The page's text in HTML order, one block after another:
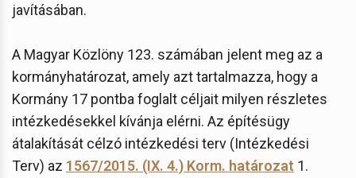
javításában.
A Magyar Közlöny 123. számában jelent meg az a
kormányhatározat, amely azt tartalmazza, hogy a
Kormány 17 pontba foglalt céljait milyen részletes
intézkedésekkel kívánja elérni. Az építésügy
átalakítását célzó intézkedési terv (Intézkedési
Terv) az 1567/2015. (IX. 4.) Korm. határozat 1.